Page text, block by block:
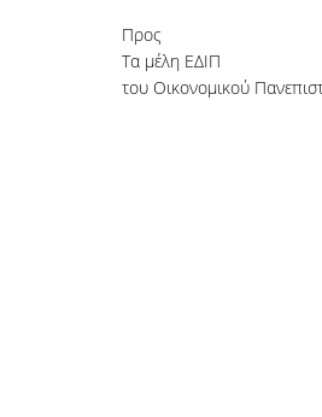
Προς
Τα μέλη ΕΔΙΠ
του Οικονομικού